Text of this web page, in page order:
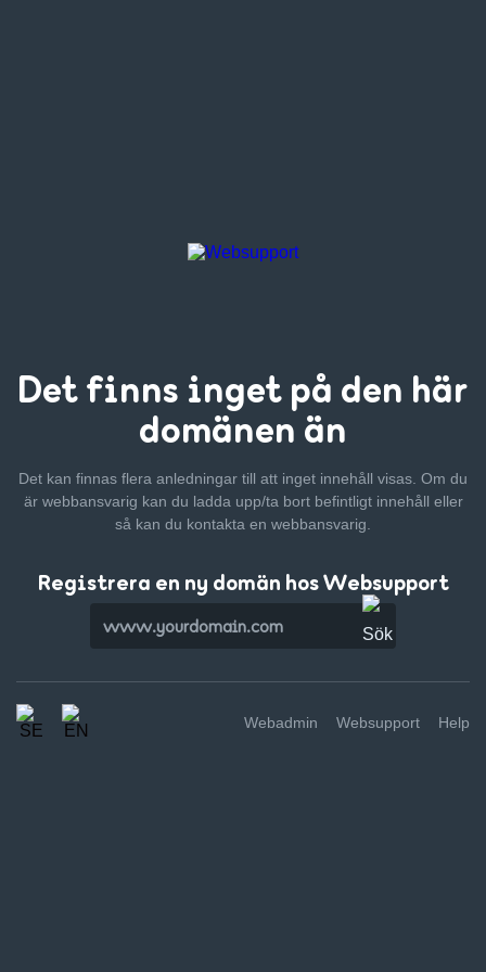
Det finns inget på den här
domänen än
Det kan finnas flera anledningar till att inget innehåll visas. Om du
är webbansvarig kan du ladda upp/ta bort befintligt innehåll eller
så kan du kontakta en webbansvarig.
Registrera en ny domän hos Websupport
Webadmin Websupport Help